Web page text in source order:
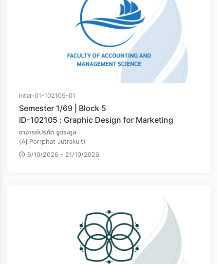
Inter-01-102105-01
Semester 1/69 | Block 5
ID-102105 : Graphic Design for Marketing
อาจารย์ปรภัต จูตระกูล
(Aj.Porrphat Jutrakult)
6/10/2026 - 21/10/2026